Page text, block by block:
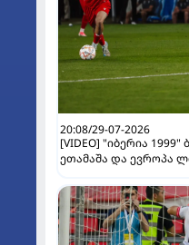
20:08/29-07-2026
[VIDEO] "იბერია
ეთამაშა და ევროპა